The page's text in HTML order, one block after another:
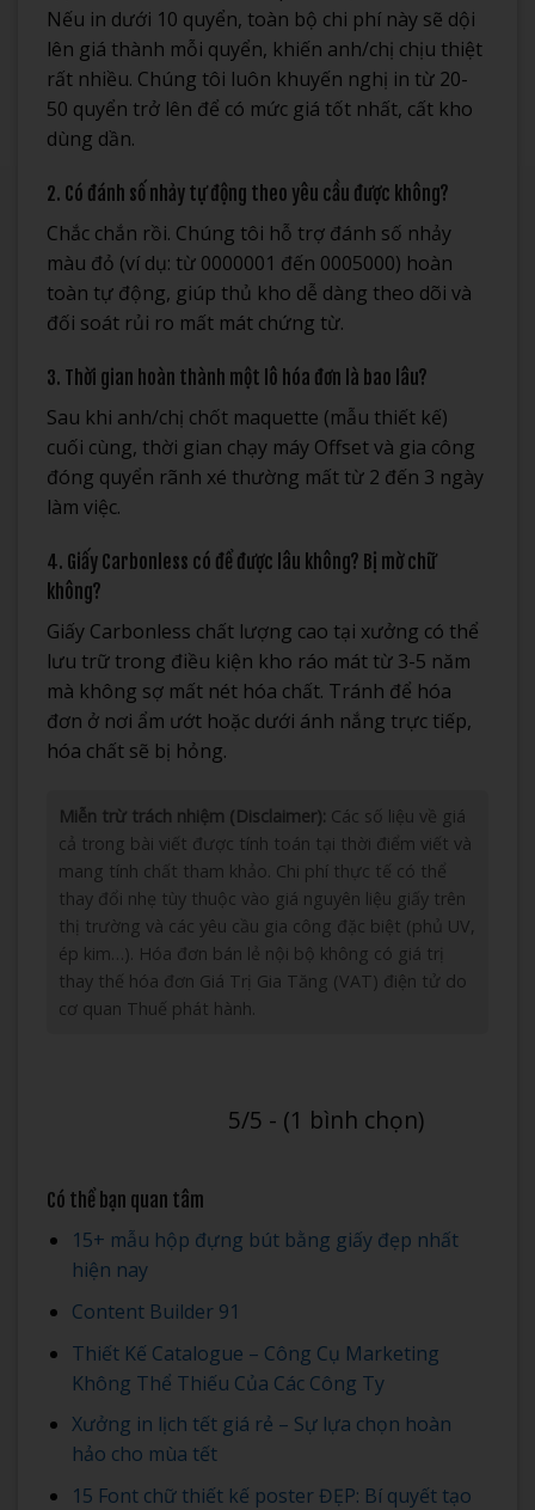
Nếu in dưới 10 quyển, toàn bộ chi phí này sẽ dội
lên giá thành mỗi quyển, khiến anh/chị chịu thiệt
rất nhiều. Chúng tôi luôn khuyến nghị in từ 20-
50 quyển trở lên để có mức giá tốt nhất, cất kho
dùng dần.
2. Có đánh số nhảy tự động theo yêu cầu được không?
Chắc chắn rồi. Chúng tôi hỗ trợ đánh số nhảy
màu đỏ (ví dụ: từ 0000001 đến 0005000) hoàn
toàn tự động, giúp thủ kho dễ dàng theo dõi và
đối soát rủi ro mất mát chứng từ.
3. Thời gian hoàn thành một lô hóa đơn là bao lâu?
Sau khi anh/chị chốt maquette (mẫu thiết kế)
cuối cùng, thời gian chạy máy Offset và gia công
đóng quyển rãnh xé thường mất từ 2 đến 3 ngày
làm việc.
4. Giấy Carbonless có để được lâu không? Bị mờ chữ
không?
Giấy Carbonless chất lượng cao tại xưởng có thể
lưu trữ trong điều kiện kho ráo mát từ 3-5 năm
mà không sợ mất nét hóa chất. Tránh để hóa
đơn ở nơi ẩm ướt hoặc dưới ánh nắng trực tiếp,
hóa chất sẽ bị hỏng.
Miễn trừ trách nhiệm (Disclaimer): Các số liệu về giá
cả trong bài viết được tính toán tại thời điểm viết và
mang tính chất tham khảo. Chi phí thực tế có thể
thay đổi nhẹ tùy thuộc vào giá nguyên liệu giấy trên
thị trường và các yêu cầu gia công đặc biệt (phủ UV,
ép kim…). Hóa đơn bán lẻ nội bộ không có giá trị
thay thế hóa đơn Giá Trị Gia Tăng (VAT) điện tử do
cơ quan Thuế phát hành.
5/5 - (1 bình chọn)
Có thể bạn quan tâm
15+ mẫu hộp đựng bút bằng giấy đẹp nhất
hiện nay
Content Builder 91
Thiết Kế Catalogue – Công Cụ Marketing
Không Thể Thiếu Của Các Công Ty
Xưởng in lịch tết giá rẻ – Sự lựa chọn hoàn
hảo cho mùa tết
15 Font chữ thiết kế poster ĐẸP: Bí quyết tạo